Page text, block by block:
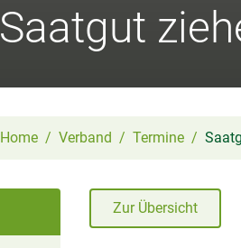
Saatgut
Home Verband Termine
Zur Übersicht